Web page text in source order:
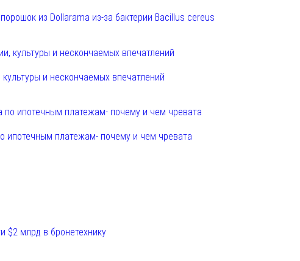
из Dollarama из-за бактерии Bacillus cereus
и нескончаемых впечатлений
ипотечным платежам- почему и чем чревата
$2 млрд в бронетехнику